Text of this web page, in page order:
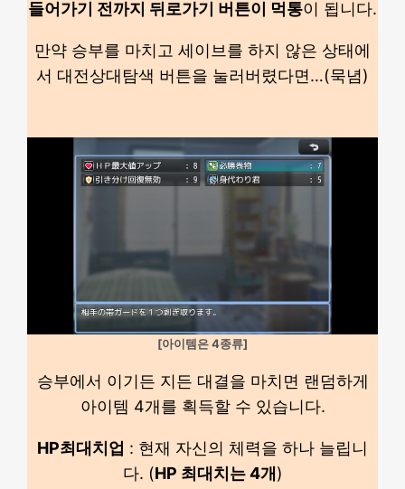
들어가기 전까지 뒤로가기 버튼이 먹통이 됩니다.
만약 승부를 마치고 세이브를 하지 않은 상태에
서 대전상대탐색 버튼을 눌러버렸다면…(묵념)
[아이템은 4종류]
승부에서 이기든 지든 대결을 마치면 랜덤하게
아이템 4개를 획득할 수 있습니다.
HP최대치업 : 현재 자신의 체력을 하나 늘립니
다. (HP 최대치는 4개)